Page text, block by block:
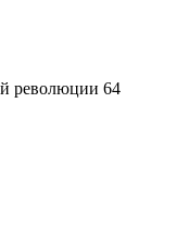
революции 64